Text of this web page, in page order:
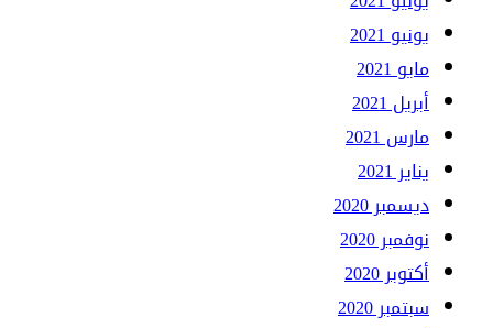
يونيو 2021
مايو 2021
أبريل 2021
مارس 2021
يناير 2021
ديسمبر 2020
نوفمبر 2020
أكتوبر 2020
سبتمبر 2020